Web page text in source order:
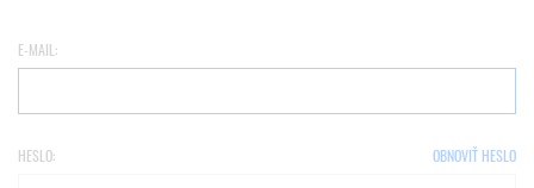
E-MAIL:
HESLO: OBNOVIŤ HESLO